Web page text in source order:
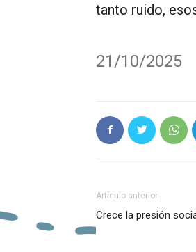
tanto ruido,
21/10/2025
Artículo anterior
Crece la presión